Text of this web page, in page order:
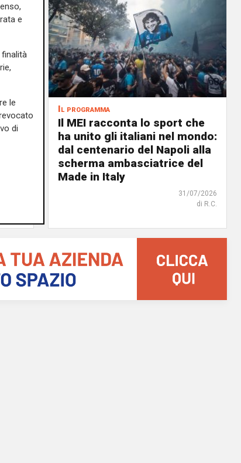
il 6
Il programma
Il MEI racconta lo sport che
ha unito gli italiani nel mondo:
dal centenario del Napoli alla
scherma ambasciatrice del
Made in Italy
31/07/2026
di R.C.
e
le
di